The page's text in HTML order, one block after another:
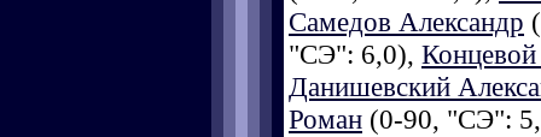
Самедов Александр
"СЭ": 6,0),
Данишевский
Роман (0-90, "СЭ":